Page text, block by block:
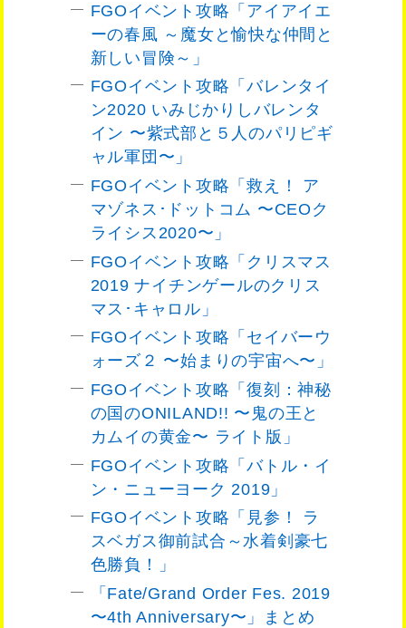
FGOイベント攻略「アイアイエ
ーの春風 ～魔女と愉快な仲間と
新しい冒険～」
FGOイベント攻略「バレンタイ
ン2020 いみじかりしバレンタ
イン 〜紫式部と５人のパリピギ
ャル軍団〜」
FGOイベント攻略「救え！ ア
マゾネス･ドットコム 〜CEOク
ライシス2020〜」
FGOイベント攻略「クリスマス
2019 ナイチンゲールのクリス
マス･キャロル」
FGOイベント攻略「セイバーウ
ォーズ２ 〜始まりの宇宙へ〜」
FGOイベント攻略「復刻：神秘
の国のONILAND!! 〜鬼の王と
カムイの黄金〜 ライト版」
FGOイベント攻略「バトル・イ
ン・ニューヨーク 2019」
FGOイベント攻略「見参！ ラ
スベガス御前試合～水着剣豪七
色勝負！」
「Fate/Grand Order Fes. 2019
〜4th Anniversary〜」まとめ